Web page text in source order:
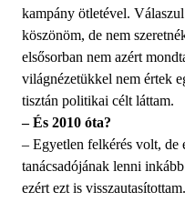
kampány ötletével.
köszönöm, de nem
elsősorban nem azért
világnézetükkel nem értek
tisztán politikai célt láttam.
– És 2010 óta?
– Egyetlen felkérés volt, de
tanácsadójának lenni
ezért ezt is visszautasítottam.